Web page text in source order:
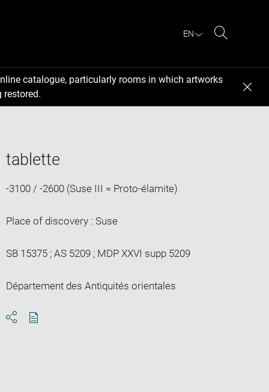
EN
catalogue, particularly rooms in which artworks
restored.
tablette
-3100 / -2600 (Suse III = Proto-élamite)
Place of discovery : Suse
SB 15375 ; AS 5209 ; MDP XXVI supp 5209
Département des Antiquités orientales